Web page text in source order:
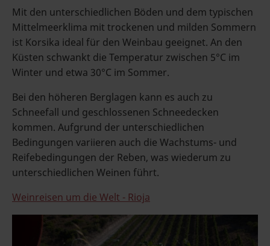
Mit den unterschiedlichen Böden und dem typischen
Mittelmeerklima mit trockenen und milden Sommern
ist Korsika ideal für den Weinbau geeignet. An den
Küsten schwankt die Temperatur zwischen 5°C im
Winter und etwa 30°C im Sommer.
Bei den höheren Berglagen kann es auch zu
Schneefall und geschlossenen Schneedecken
kommen. Aufgrund der unterschiedlichen
Bedingungen variieren auch die Wachstums- und
Reifebedingungen der Reben, was wiederum zu
unterschiedlichen Weinen führt.
Weinreisen um die Welt - Rioja